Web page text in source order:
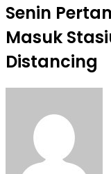
Senin
Masuk
Distancing